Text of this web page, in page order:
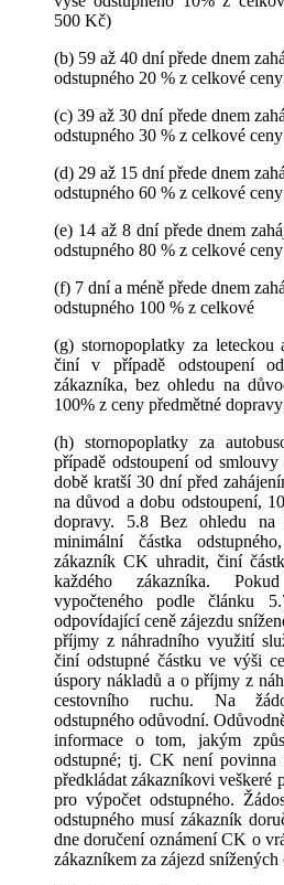
500 Kč)
(b) 59 až 40 dní přede dnem
odstupného 20 % z celkové
(c) 39 až 30 dní přede dnem
odstupného 30 % z celkové
(d) 29 až 15 dní přede dnem
odstupného 60 % z celkové
(e) 14 až 8 dní přede dnem
odstupného 80 % z celkové
(f) 7 dní a méně přede dnem
odstupného 100 % z celkové
(g) stornopoplatky za leteckou
činí v případě odstoupení
zákazníka, bez ohledu na
100% z ceny předmětné
(h) stornopoplatky za
případě odstoupení od
době kratší 30 dní před
na důvod a dobu odstoupení,
dopravy. 5.8 Bez ohledu
minimální částka
zákazník CK uhradit, činí
každého zákazníka.
vypočteného podle článku
odpovídající ceně zájezdu
příjmy z náhradního využití
činí odstupné částku ve výši
úspory nákladů a o příjmy z
cestovního ruchu. Na
odstupného odůvodní.
informace o tom, jakým
odstupné; tj. CK není povinna
předkládat zákazníkovi veškeré
pro výpočet odstupného.
odstupného musí zákazník
dne doručení oznámení CK o
zákazníkem za zájezd snížených